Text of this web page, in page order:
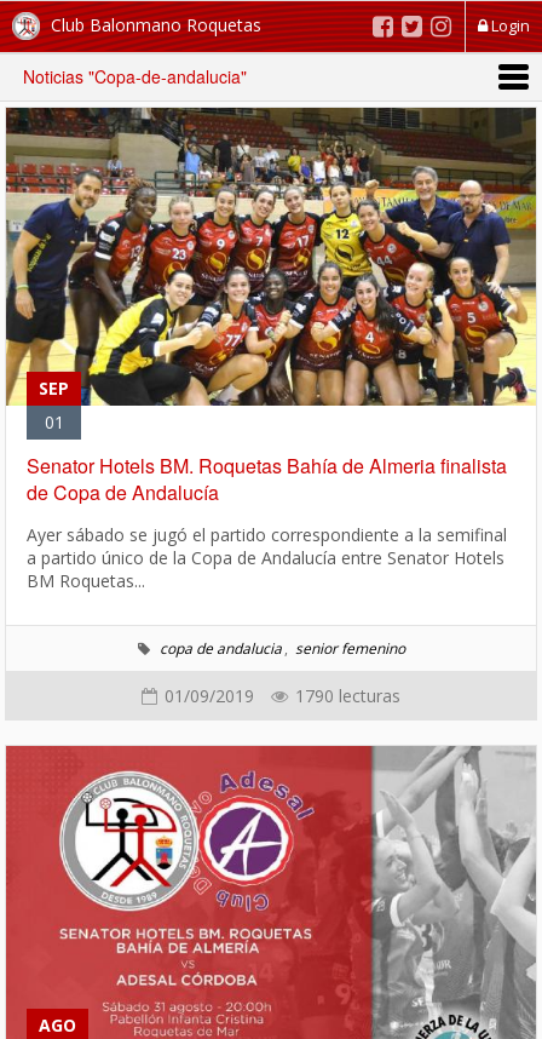
Login
Club Balonmano Roquetas
Noticias "Copa-de-andalucia"
SEP
01
Senator Hotels BM. Roquetas Bahía de Almeria finalista
de Copa de Andalucía
Ayer sábado se jugó el partido correspondiente a la semifinal
a partido único de la Copa de Andalucía entre Senator Hotels
BM Roquetas...
copa de andalucia, senior femenino
01/09/2019 1790 lecturas
AGO